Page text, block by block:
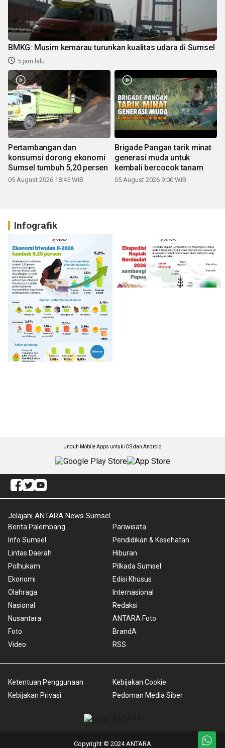
BMKG: Musim kemarau turunkan kualitas udara di Sumsel
5 jam lalu
Pertambangan dan
konsumsi dorong ekonomi
Sumsel tumbuh 5,20 persen
05 August 2026 18:45 WIB
Brigade Pangan tarik minat
generasi muda untuk
kembali bercocok tanam
05 August 2026 9:00 WIB
Infografik
Unduh Mobile Apps untuk iOS dan Android
Jelajahi ANTARA News Sumsel
Berita Palembang
Info Sumsel
Lintas Daerah
Polhukam
Ekonomi
Olahraga
Nasional
Nusantara
Foto
Video
Pariwisata
Pendidikan & Kesehatan
Hiburan
Pilkada Sumsel
Edisi Khusus
Internasional
Redaksi
ANTARA Foto
BrandA
RSS
Ketentuan Penggunaan
Kebijakan Privasi
Kebijakan Cookie
Pedoman Media Siber
Copyright © 2024 ANTARA